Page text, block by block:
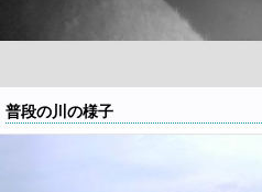
普段の川の様子